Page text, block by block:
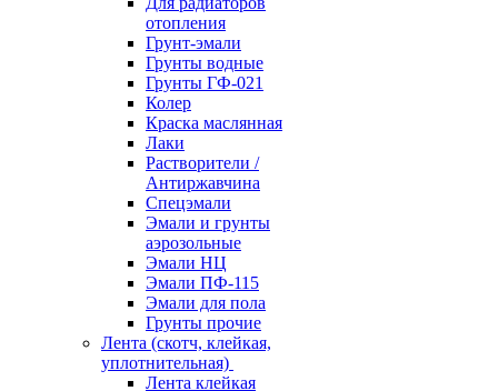
отопления
Грунт-эмали
Грунты водные
Грунты ГФ-021
Колер
Краска маслянная
Лаки
Растворители /
Антиржавчина
Спецэмали
Эмали и грунты
аэрозольные
Эмали НЦ
Эмали ПФ-115
Эмали для пола
Грунты прочие
Лента (скотч, клейкая,
уплотнительная)
Лента клейкая